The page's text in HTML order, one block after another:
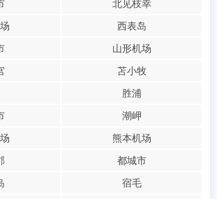
北见枝幸
西表岛
山形机场
苫小牧
胜浦
潮岬
熊本机场
都城市
宿毛